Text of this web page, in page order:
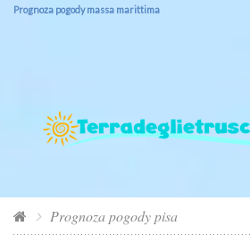
Prognoza pogody massa marittima
Prognoza pogody pisa